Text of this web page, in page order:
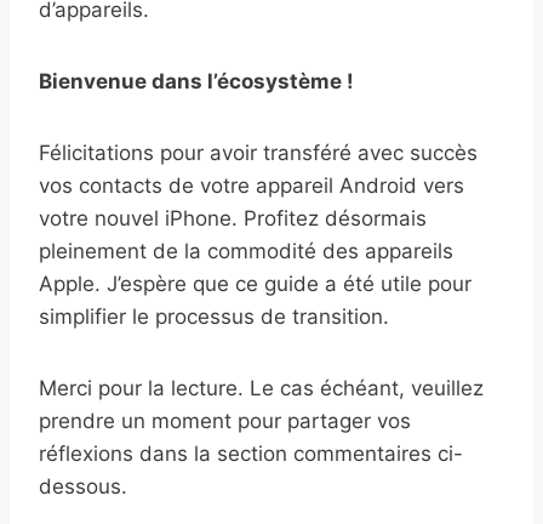
d’appareils.
Bienvenue dans l’écosystème !
Félicitations pour avoir transféré avec succès
vos contacts de votre appareil Android vers
votre nouvel iPhone. Profitez désormais
pleinement de la commodité des appareils
Apple. J’espère que ce guide a été utile pour
simplifier le processus de transition.
Merci pour la lecture. Le cas échéant, veuillez
prendre un moment pour partager vos
réflexions dans la section commentaires ci-
dessous.